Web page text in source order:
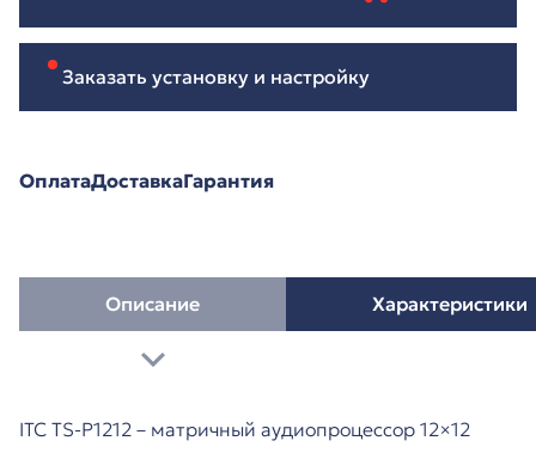
Заказать установку и настройку
ОплатаДоставкаГарантия
Описание Характеристики
ITC TS-P1212 – матричный аудиопроцессор 12×12